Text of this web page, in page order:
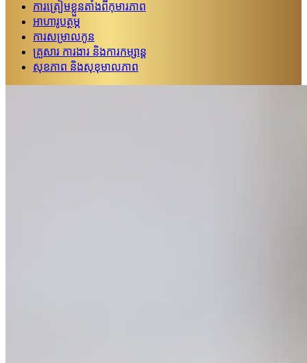
ការត្រៀមខ្លួនតាំងពីកុមារភាព
អាហារូបត្ថម្ភ
ការសម្រាលកូន
គ្រួសារ​ ការងារ និងការកម្សាន្ត
សុខភាព និងសុខុមាលភាព